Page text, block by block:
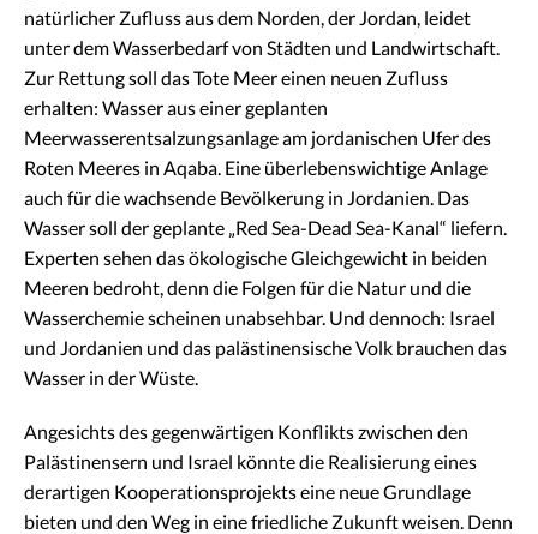
natürlicher Zufluss aus dem Norden, der Jordan, leidet
unter dem Wasserbedarf von Städten und Landwirtschaft.
Zur Rettung soll das Tote Meer einen neuen Zufluss
erhalten: Wasser aus einer geplanten
Meerwasserentsalzungsanlage am jordanischen Ufer des
Roten Meeres in Aqaba. Eine überlebenswichtige Anlage
auch für die wachsende Bevölkerung in Jordanien. Das
Wasser soll der geplante „Red Sea-Dead Sea-Kanal“ liefern.
Experten sehen das ökologische Gleichgewicht in beiden
Meeren bedroht, denn die Folgen für die Natur und die
Wasserchemie scheinen unabsehbar. Und dennoch: Israel
und Jordanien und das palästinensische Volk brauchen das
Wasser in der Wüste.
Angesichts des gegenwärtigen Konflikts zwischen den
Palästinensern und Israel könnte die Realisierung eines
derartigen Kooperationsprojekts eine neue Grundlage
bieten und den Weg in eine friedliche Zukunft weisen. Denn